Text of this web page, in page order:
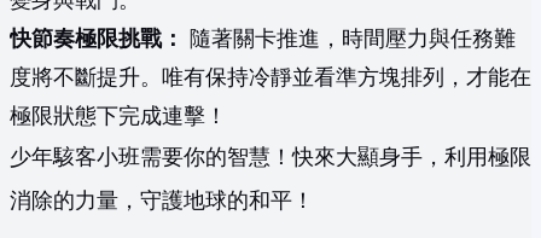
快節奏極限挑戰：
隨著關卡推進，時間壓力與任務難
度將不斷提升。唯有保持冷靜並看準方塊排列，才能在
極限狀態下完成連擊！
少年駭客小班需要你的智慧！快來大顯身手，利用極限
消除的力量，守護地球的和平！